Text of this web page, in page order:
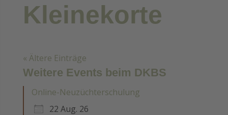
Kleinekorte
« Ältere Einträge
Weitere Events beim DKBS
Online-Neuzüchterschulung
22 Aug. 26